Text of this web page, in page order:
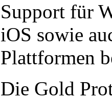
Support für
iOS sowie
Plattformen
Die Gold